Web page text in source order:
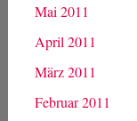
Mai 2011
April 2011
März 2011
Februar 2011